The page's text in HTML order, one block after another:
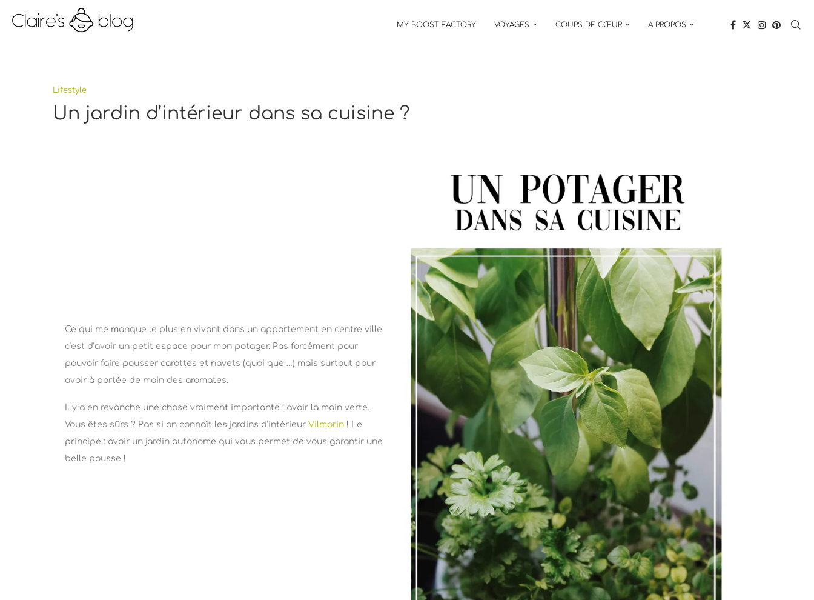
MY BOOST FACTORY VOYAGES COUPS DE CŒUR A PROPOS
Lifestyle
Un jardin d’intérieur dans sa cuisine ?
Ce qui me manque le plus en vivant dans un appartement en centre ville
c’est d’avoir un petit espace pour mon potager. Pas forcément pour
pouvoir faire pousser carottes et navets (quoi que …) mais surtout pour
avoir à portée de main des aromates.
Il y a en revanche une chose vraiment importante : avoir la main verte.
Vous êtes sûrs ? Pas si on connaît les jardins d’intérieur Vilmorin ! Le
principe : avoir un jardin autonome qui vous permet de vous garantir une
belle pousse !